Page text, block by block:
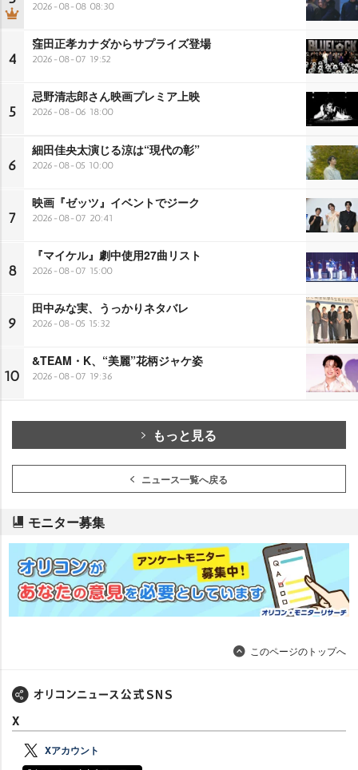
2026-08-08 08:30
4
窪田正孝カナダからサプライズ登場
2026-08-07 19:52
5
忌野清志郎さん映画プレミア上映
2026-08-06 18:00
6
細田佳央太演じる涼は“現代の彰”
2026-08-05 10:00
7
映画『ゼッツ』イベントでジーク
2026-08-07 20:41
8
『マイケル』劇中使用27曲リスト
2026-08-07 15:00
9
田中みな実、うっかりネタバレ
2026-08-05 15:32
10
&TEAM・K、“美麗”花柄ジャケ姿
2026-08-07 19:36
もっと見る
ニュース一覧へ戻る
モニター募集
このページのトップへ
X
Xアカウント